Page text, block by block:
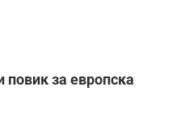
повик за европска